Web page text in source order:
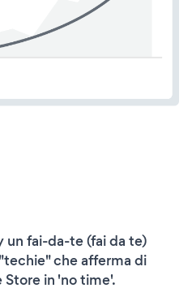
un fai-da-te (fai da te)
che afferma di
in 'no time'.